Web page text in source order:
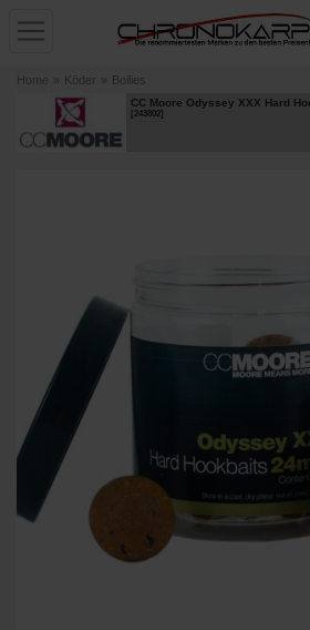
Home » Köder » Boilies
CC Moore Odyssey XXX Hard
[243802]